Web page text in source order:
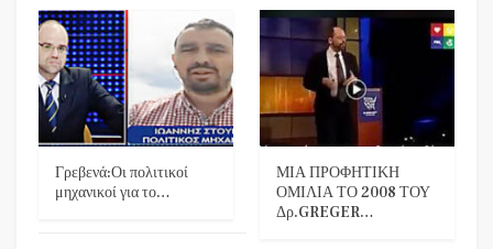
Γρεβενά:Οι πολιτικοί
μηχανικοί για το…
ΜΙΑ ΠΡΟΦΗΤΙΚΗ
ΟΜΙΛΙΑ ΤΟ 2008 ΤΟΥ
Δρ.GREGER…